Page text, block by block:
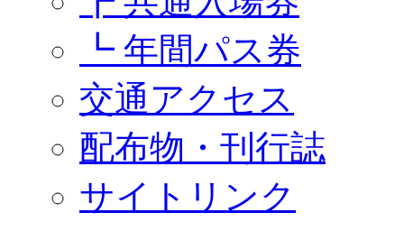
┗ 年間パス券
交通アクセス
配布物・刊行誌
サイトリンク